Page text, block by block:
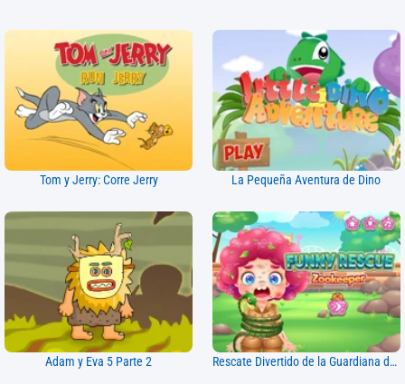
Tom y Jerry: Corre Jerry La Pequeña Aventura de Dino
Adam y Eva 5 Parte 2 Rescate Divertido de la Guardiana del Zoológico